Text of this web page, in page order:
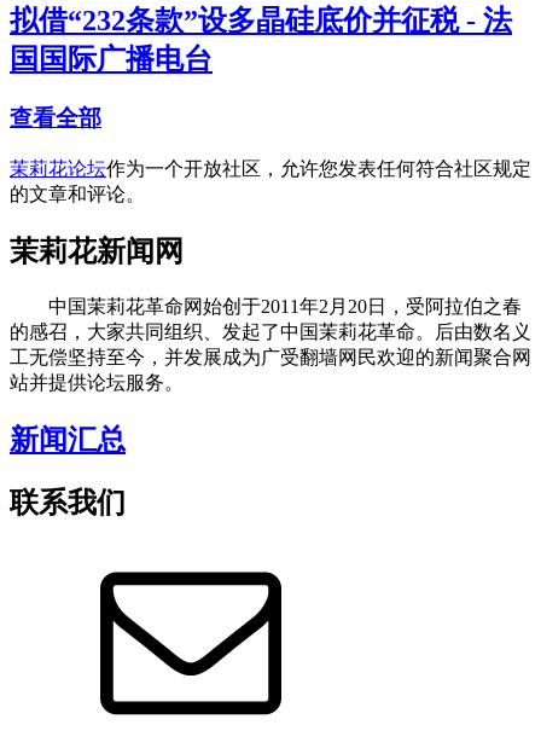
拟借“232条款”设多晶硅底价并征税 - 法
国国际广播电台
查看全部
茉莉花论坛作为一个开放社区，允许您发表任何符合社区规定
的文章和评论。
茉莉花新闻网
中国茉莉花革命网始创于2011年2月20日，受阿拉伯之春
的感召，大家共同组织、发起了中国茉莉花革命。后由数名义
工无偿坚持至今，并发展成为广受翻墙网民欢迎的新闻聚合网
站并提供论坛服务。
新闻汇总
联系我们